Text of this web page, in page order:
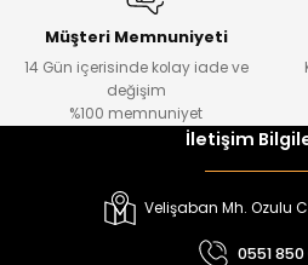
Melra Kız Çocuk Kot Pantolon
%15
Tivon Kız
Müşteri Memnuniyeti
14 Gün içerisinde kolay iade ve
değişim
%100 memnuniyet
İletişim
Velişaban Mh. Ozulu
0551